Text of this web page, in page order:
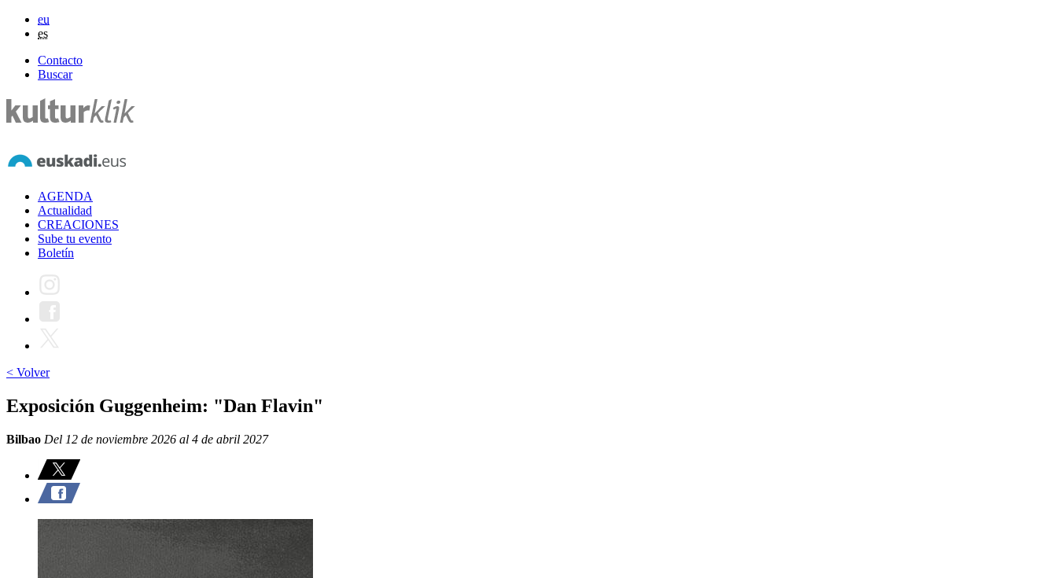
eu
es
Contacto
Buscar
AGENDA
Actualidad
CREACIONES
Sube tu evento
Boletín
< Volver
Exposición Guggenheim: "Dan Flavin"
Bilbao Del 12 de noviembre 2026 al 4 de abril 2027